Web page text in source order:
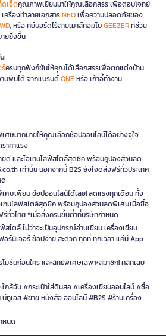
ดเจ็ตคุณภาพเยี่ยมมาให้คุณเลือกสรร เพื่อตอบโจทย์
ครื่องทำลายเอกสารNEOเพื่อความปลอดภัยของ
WD, หรือ คีย์บอร์ดไร้สายเมาส์คอมโบGEEZERที่ช่วย
ยยิ่งขึ้น
ครบทุกฟังก์ชันให้คุณได้เลือกสรรเพื่อตกแต่งบ้าน
านพับได้ จากแบรนด์ONEหรือ เก้าอี้ทำงาน
ศษมากมายให้คุณเลือกช้อปออนไลน์ได้อย่างจุใจ
าคาแรง
ดี และไอเทมไลฟ์สไตล์สุดชิค พร้อมคูปองส่วนลด
เท่านั้น นอกจากนี้ B2S ยังใจดีส่งฟรีทั่วประเทศ
ศษเพียบ ช้อปออนไลน์ได้เลย! ลดแรงทุกเดือน ทั้ง
ทมไลฟ์สไตล์สุดชิค พร้อมคูปองส่วนลดพิเศษเมื่อซื้อ
รีทั่วไทย *เมื่อสั่งครบขั้นต่ำที่บริษัทกำหนด
ไตล์ ไม่ว่าจะเป็นอุปกรณ์อ่านเขียน เครื่องเขียน
ร์นิเจอร์ ช้อปง่าย สะดวก ทุกที่ ทุกเวลา แค่มี App
มชั่นก่อนใคร และสิทธิพิเศษเฉพาะสมาชิก! คลิกเลย
กล้ฉัน #กระเป๋าใส่ดินสอ #เครื่องเขียนออนไลน์ #ซื้อ
ทูเอส #ขาย หนังสือ ออนไลน์ #B2S #ร้านเครื่อง
หนด